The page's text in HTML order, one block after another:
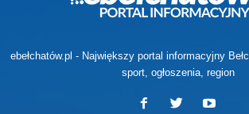
ebełchatów.pl - Największy portal informacyjny
sport, ogłoszenia, region